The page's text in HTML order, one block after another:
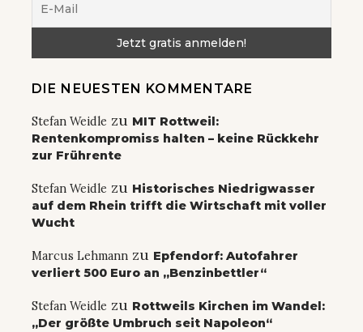
DIE NEUESTEN KOMMENTARE
Stefan Weidle zu MIT Rottweil:
Rentenkompromiss halten – keine Rückkehr
zur Frührente
Stefan Weidle zu Historisches Niedrigwasser
auf dem Rhein trifft die Wirtschaft mit voller
Wucht
Marcus Lehmann zu Epfendorf: Autofahrer
verliert 500 Euro an „Benzinbettler“
Stefan Weidle zu Rottweils Kirchen im Wandel:
„Der größte Umbruch seit Napoleon“